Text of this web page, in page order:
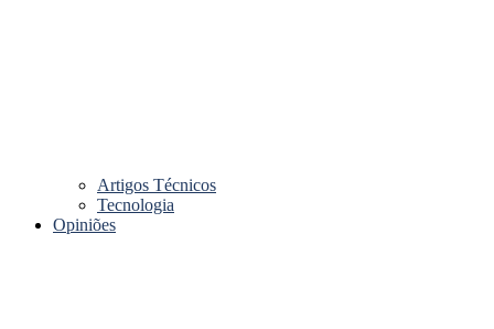
Artigos Técnicos
Tecnologia
Opiniões